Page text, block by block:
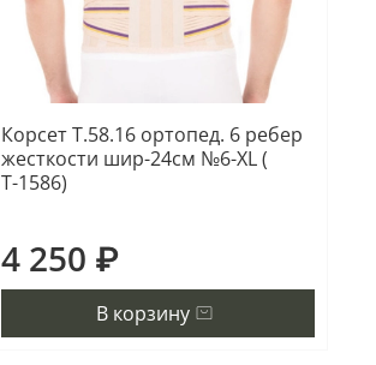
Корсет Т.58.16 ортопед. 6 ребер
жесткости шир-24см №6-XL (
Т-1586)
4 250 ₽
В корзину